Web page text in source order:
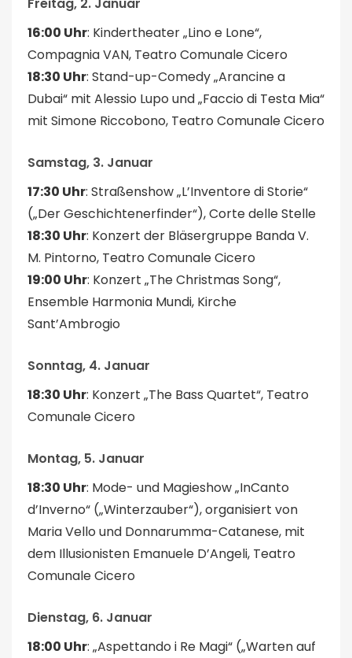
16:00 Uhr: Kindertheater „Lino e Lone“,
Compagnia VAN, Teatro Comunale Cicero
18:30 Uhr: Stand-up-Comedy „Arancine a
Dubai“ mit Alessio Lupo und „Faccio di Testa Mia“
mit Simone Riccobono, Teatro Comunale Cicero
Samstag, 3. Januar
17:30 Uhr: Straßenshow „L’Inventore di Storie“
(„Der Geschichtenerfinder“), Corte delle Stelle
18:30 Uhr: Konzert der Bläsergruppe Banda V.
M. Pintorno, Teatro Comunale Cicero
19:00 Uhr: Konzert „The Christmas Song“,
Ensemble Harmonia Mundi, Kirche
Sant’Ambrogio
Sonntag, 4. Januar
18:30 Uhr: Konzert „The Bass Quartet“, Teatro
Comunale Cicero
Montag, 5. Januar
18:30 Uhr: Mode- und Magieshow „InCanto
d’Inverno“ („Winterzauber“), organisiert von
Maria Vello und Donnarumma-Catanese, mit
dem Illusionisten Emanuele D’Angeli, Teatro
Comunale Cicero
Dienstag, 6. Januar
18:00 Uhr: „Aspettando i Re Magi“ („Warten auf